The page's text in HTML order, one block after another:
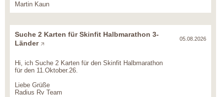
Martin Kaun
Suche 2 Karten für Skinfit Halbmarathon 3-
Länder
05.08.2026
Hi, ich Suche 2 Karten für den Skinfit Halbmarathon
für den 11.Oktober.26.
Liebe Grüße
Radius Rv Team